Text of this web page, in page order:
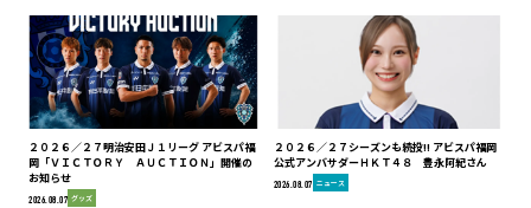
２０２６／２７明治安田Ｊ１リーグ アビスパ福
岡「ＶＩＣＴＯＲＹ ＡＵＣＴＩＯＮ」開催の
お知らせ
2026.08.07 グッズ
２０２６／２７シーズンも続投!! アビスパ福岡
公式アンバサダーＨＫＴ４８ 豊永阿紀さん
2026.08.07 ニュース